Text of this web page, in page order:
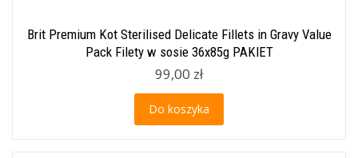
Brit Premium Kot Sterilised Delicate Fillets in Gravy Value
Pack Filety w sosie 36x85g PAKIET
99,00 zł
Do koszyka